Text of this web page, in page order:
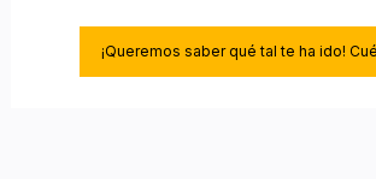
¡Queremos saber qué tal te ha ido!